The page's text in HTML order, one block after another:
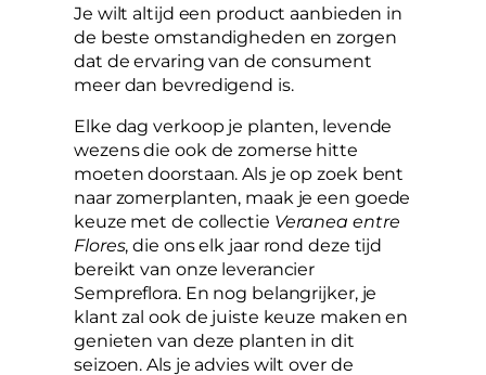
Je wilt altijd een product aanbieden in
de beste omstandigheden en zorgen
dat de ervaring van de consument
meer dan bevredigend is.
Elke dag verkoop je planten, levende
wezens die ook de zomerse hitte
moeten doorstaan. Als je op zoek bent
naar zomerplanten, maak je een goede
keuze met de collectie Veranea entre
Flores, die ons elk jaar rond deze tijd
bereikt van onze leverancier
Sempreflora. En nog belangrijker, je
klant zal ook de juiste keuze maken en
genieten van deze planten in dit
seizoen. Als je advies wilt over de